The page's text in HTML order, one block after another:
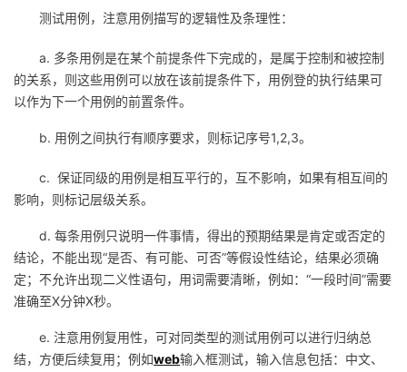
注
开
堂
我
的
我
的
我
持
我
的
技
我
的
测试用例，注意用例描写的逻辑性及条理性：
a. 多条用例是在某个前提条件下完成的，是属于控制和被控制
的关系，则这些用例可以放在该前提条件下，用例登的执行结果可
以作为下一个用例的前置条件。
b. 用例之间执行有顺序要求，则标记序号1,2,3。
c. 保证同级的用例是相互平行的，互不影响，如果有相互间的
影响，则标记层级关系。
d. 每条用例只说明一件事情，得出的预期结果是肯定或否定的
结论，不能出现“是否、有可能、可否”等假设性结论，结果必须确
定；不允许出现二义性语句，用词需要清晰，例如：“一段时间”需要
准确至X分钟X秒。
e. 注意用例复用性，可对同类型的测试用例可以进行归纳总
结，方便后续复用；例如web输入框测试，输入信息包括：中文、